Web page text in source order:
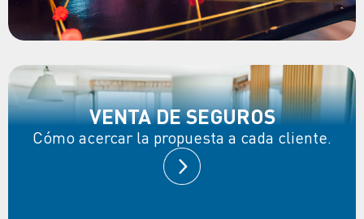
VENTA DE SEGUROS
Cómo acercar la propuesta a cada cliente.